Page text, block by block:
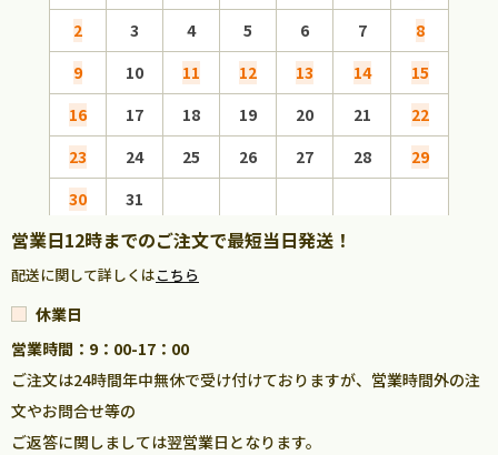
2
3 4 5 6 7
8
9
10 11 12 13 14
15
16
17 18 19 20 21
22
23
24 25 26 27 28
29
30
31
営業日12時までのご注文で最短当日発送！
配送に関して詳しくはこちら
休業日
営業時間：9：00-17：00
ご注文は24時間年中無休で受け付けておりますが、営業時間外の注
文やお問合せ等の
ご返答に関しましては翌営業日となります。